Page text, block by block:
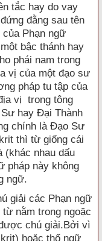
tắc hay do vay
đằng sau tên
Phạn ngữ
bậc thánh hay
phái nam trong
vị của một đạo sư
pháp tu tập của
vị trong tông
hay Ðại Thành
chính là Ðạo Sư
thì từ giống cái
(khác nhau dấu
pháp này không
ngữ.
giải các Phạn ngữ
nằm trong ngoặc
chú giải.Bởi vì
hoặc thổ ngữ